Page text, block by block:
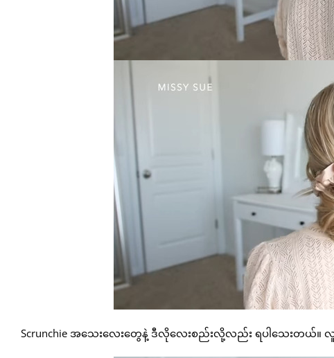
Scrunchie အသေးလေးတွေနဲ့ ဒီလိုလေးစည်းလို့လည်း ရပါသေးတယ်။